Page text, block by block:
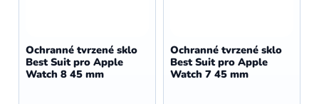
Ochranné tvrzené sklo
Best Suit pro Apple
Watch 8 45 mm
Ochranné tvrzené sklo
Best Suit pro Apple
Watch 7 45 mm